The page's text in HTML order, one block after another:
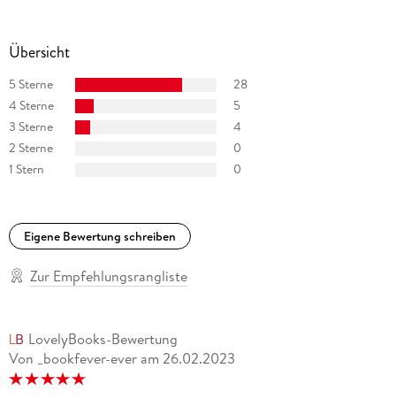
Übersicht
5 Sterne
28
4 Sterne
5
3 Sterne
4
2 Sterne
0
1 Stern
0
Eigene Bewertung schreiben
Zur Empfehlungsrangliste
LovelyBooks-Bewertung
Von _bookfever-ever am 26.02.2023